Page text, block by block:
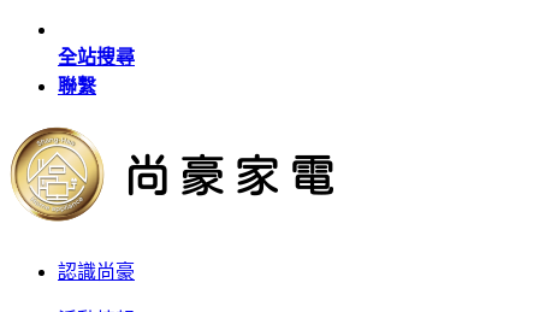
全站搜尋
聯繫
認識尚豪